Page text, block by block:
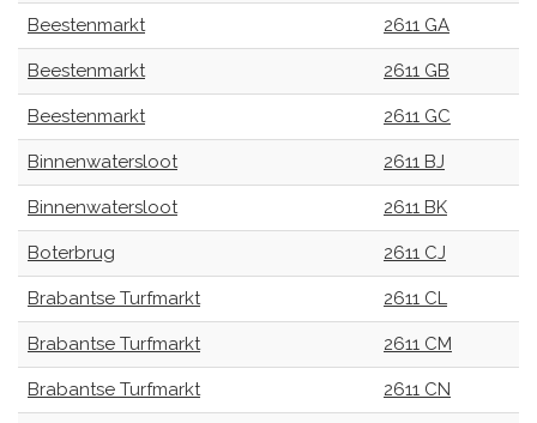
Beestenmarkt 2611 GA
Beestenmarkt 2611 GB
Beestenmarkt 2611 GC
Binnenwatersloot 2611 BJ
Binnenwatersloot 2611 BK
Boterbrug 2611 CJ
Brabantse Turfmarkt 2611 CL
Brabantse Turfmarkt 2611 CM
Brabantse Turfmarkt 2611 CN